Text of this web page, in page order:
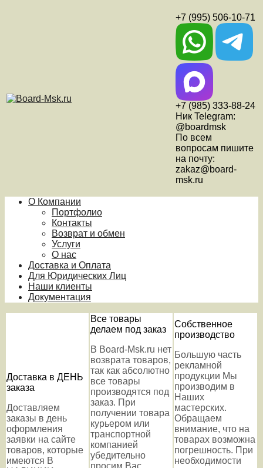
+7 (995) 506-10-71
+7 (985) 333-88-24
Ник Telegram:
@boardmsk
По всем
вопросам пишите
на почту:
zakaz@board-
msk.ru
О Компании
Портфолио
Контакты
Возврат и обмен
Услуги
О нас
Доставка и Оплата
Для Юридических Лиц
Наши клиенты
Документация
Доставка в ДЕНЬ
заказа
Доставляем
заказы в день
оформления
заявки на сайте
товаров, которые
имеются В
Все товары
делаем под заказ
В Board-Msk.ru нет
возврата товаров,
так как абсолютно
все товары
производятся под
заказ. При
получении товара
курьером или
транспортной
компанией
убедительно
просим Вас
Собственное
производство
Большую часть
рекламной
продукции Мы
производим в
Наших
мастерских.
Обращаем
внимание, что на
товарах возможна
погрешность. При
необходимости